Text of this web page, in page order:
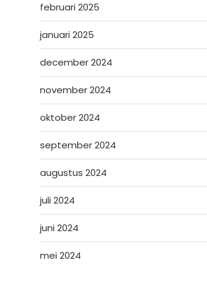
februari 2025
januari 2025
december 2024
november 2024
oktober 2024
september 2024
augustus 2024
juli 2024
juni 2024
mei 2024